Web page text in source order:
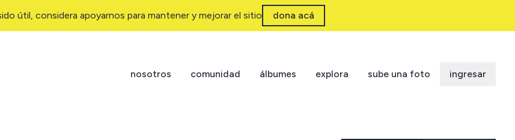
útil, considera apoyarnos para mantener y mejorar el sitio dona acá
nosotros comunidad álbumes explora sube una foto ingresar